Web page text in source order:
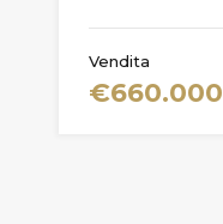
Vendita
€660.000